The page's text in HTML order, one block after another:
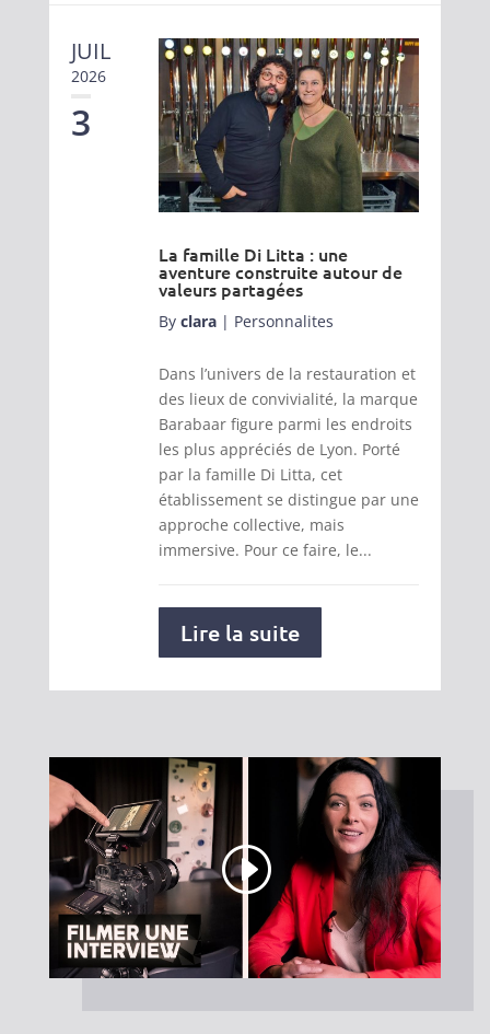
JUIL
2026
3
La famille Di Litta : une
aventure construite autour de
valeurs partagées
By clara| Personnalites
Dans l’univers de la restauration et
des lieux de convivialité, la marque
Barabaar figure parmi les endroits
les plus appréciés de Lyon. Porté
par la famille Di Litta, cet
établissement se distingue par une
approche collective, mais
immersive. Pour ce faire, le...
Lire la suite